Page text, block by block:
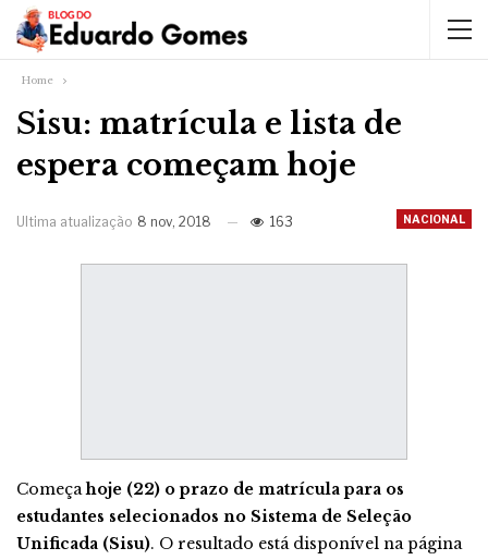
Home
Sisu: matrícula e lista de
espera começam hoje
NACIONAL
Ultima atualização 8 nov, 2018 163
Começahoje (22) o prazo de matrícula para os
estudantes selecionados no Sistema de Seleção
Unificada (Sisu). O resultado está disponível na página